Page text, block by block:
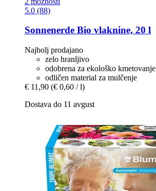
5.0 (88)
Sonnenerde Bio vlaknine, 20 l
Najbolj prodajano
zelo hranljivo
odobrena za ekološko kmetovanje
odličen material za mulčenje
€ 11,90 (€ 0,60 / l)
Dostava do 11 avgust